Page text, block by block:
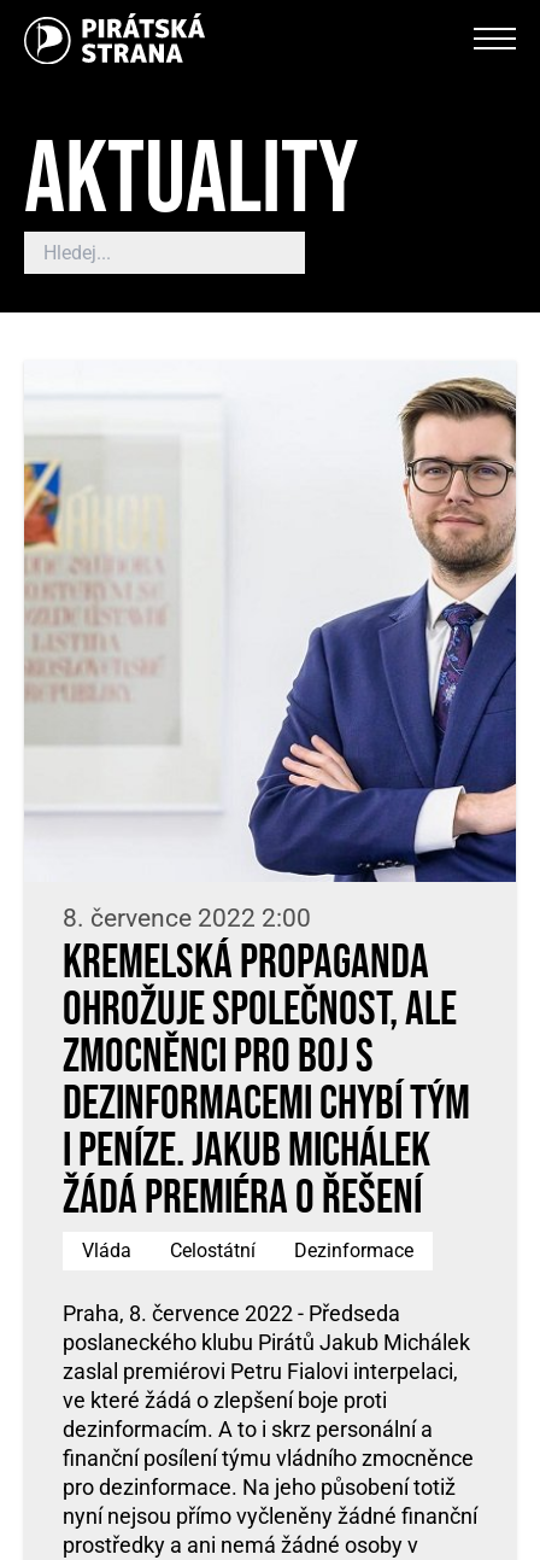
AKTUALITY
8. července 2022 2:00
Kremelská propaganda
ohrožuje společnost, ale
zmocněnci pro boj s
dezinformacemi chybí tým
i peníze. Jakub Michálek
žádá premiéra o řešení
Vláda Celostátní Dezinformace
Praha, 8. července 2022 - Předseda
poslaneckého klubu Pirátů Jakub Michálek
zaslal premiérovi Petru Fialovi interpelaci,
ve které žádá o zlepšení boje proti
dezinformacím. A to i skrz personální a
finanční posílení týmu vládního zmocněnce
pro dezinformace. Na jeho působení totiž
nyní nejsou přímo vyčleněny žádné finanční
prostředky a ani nemá žádné osoby v